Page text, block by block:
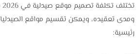
ومدى تعقيده، ويمكن تقسيم مواقع
رئيسية: